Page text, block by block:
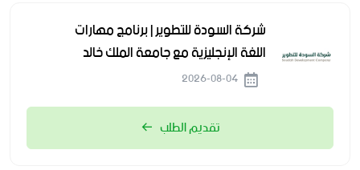
شركة السودة للتطوير | برنامج مهارات
اللغة الإنجليزية مع جامعة الملك خالد
تقديم الطلب